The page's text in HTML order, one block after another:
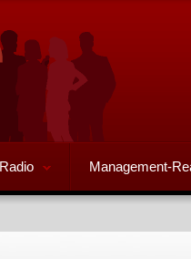
Management-